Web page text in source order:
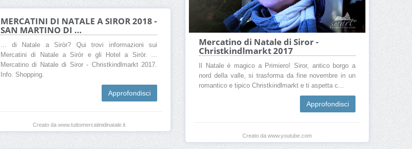
Mercatino di Natale di Siror -
Christkindlmarkt 2017
Il Natale è magico a Primiero! Siror, antico borgo a
nord della valle, si trasforma da fine novembre in un
romantico e tipico Christkindlmarkt e ti aspetta c...
Approfondisci
Creato da www.youtube.com
MERCATINI DI NATALE A SIROR 2018 -
SAN MARTINO DI ...
... di Natale a Siròr? Qui trovi informazioni sui
Mercatini di Natale a Siròr e gli Hotel a Siròr. ...
Mercatino di Natale di Siror - Christkindlmarkt 2017.
Info. Shopping.
Approfondisci
Creato da www.tuttomercatinidinatale.it